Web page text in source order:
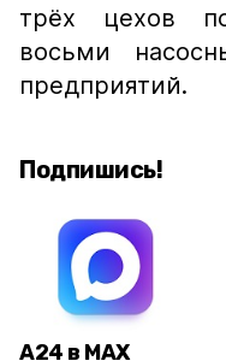
трёх цехов
восьми
предприятий.
Подпишись!
А24 в MAX